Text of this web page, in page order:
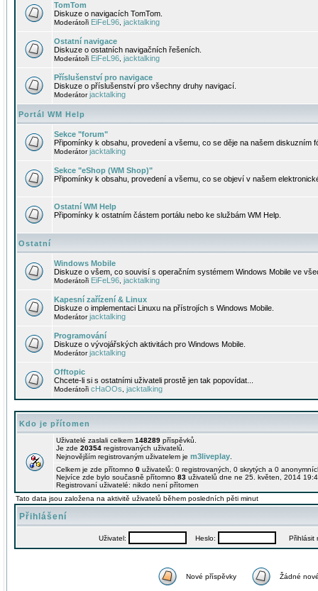
TomTom
Diskuze o navigacích TomTom.
Moderátoři EiFeL96 jacktalking
Ostatní navigace
Diskuze o ostatních navigačních řešeních.
Moderátoři EiFeL96 jacktalking
Příslušenství pro navigace
Diskuze o příslušenství pro všechny druhy navigací.
Moderátorjacktalking
Portál WM Help
Sekce "forum"
Připomínky k obsahu, provedení a všemu, co se děje na našem diskuzním
Moderátorjacktalking
Sekce "eShop (WM Shop)"
Připomínky k obsahu, provedení a všemu, co se objeví v našem
Ostatní WM Help
Připomínky k ostatním částem portálu nebo ke službám WM Help.
Ostatní
Windows Mobile
Diskuze o všem, co souvisí s operačním systémem Windows Mobile ve
Moderátoři EiFeL96 jacktalking
Kapesní zařízení & Linux
Diskuze o implementaci Linuxu na přístrojích s Windows Mobile.
Moderátorjacktalking
Programování
Diskuze o vývojářských aktivitách pro Windows Mobile.
Moderátorjacktalking
Offtopic
Chcete-li si s ostatními uživateli prostě jen tak popovídat...
Moderátoři cHaOOs jacktalking
Kdo je přítomen
Uživatelé zaslali celkem 148289 příspěvků.
Je zde 20354 registrovaných uživatelů.
Nejnovějším registrovaným uživatelem je m3liveplay
Celkem je zde přítomno 0 uživatelů: 0 registrovaných, 0 skrytých a 0
Nejvíce zde bylo současně přítomno 83 uživatelů dne ne 25. květen, 2014
Registrovaní uživatelé: nikdo není přítomen
Tato data jsou založena na aktivitě uživatelů během posledních pěti minut
Přihlášení
Uživatel: Heslo: Přihlásit
Nové příspěvky Žádné